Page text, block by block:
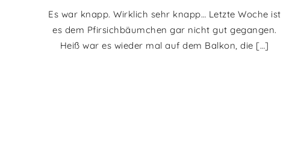
Es war knapp. Wirklich sehr knapp… Letzte Woche ist
es dem Pfirsichbäumchen gar nicht gut gegangen.
Heiß war es wieder mal auf dem Balkon, die […]